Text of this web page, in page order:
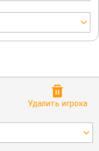
Удалить игрока